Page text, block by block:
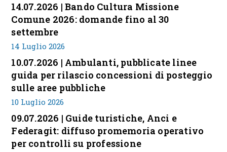
14.07.2026 | Bando Cultura Missione
Comune 2026: domande fino al 30
settembre
14 Luglio 2026
10.07.2026 | Ambulanti, pubblicate linee
guida per rilascio concessioni di posteggio
sulle aree pubbliche
10 Luglio 2026
09.07.2026 | Guide turistiche, Anci e
Federagit: diffuso promemoria operativo
per controlli su professione